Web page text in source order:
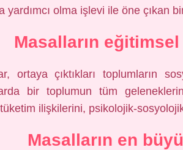
yardımcı olma işlevi ile öne çıkan
Masalların
ortaya çıktıkları toplumların
bir toplumun tüm
ilişkilerini, psikolojik-
Masalların en